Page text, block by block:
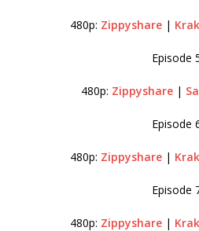
480p: Zippyshare |
Episode
480p: Zippyshare |
Episode
480p: Zippyshare |
Episode
480p: Zippyshare |